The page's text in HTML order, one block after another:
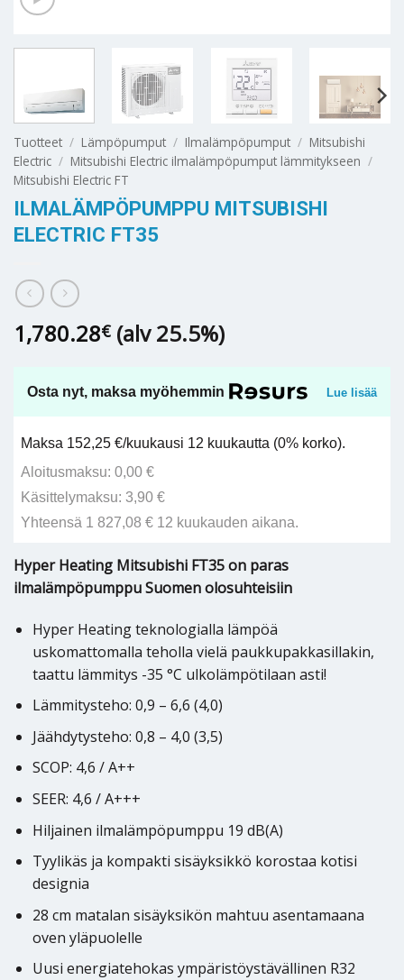
Tuotteet / Lämpöpumput / Ilmalämpöpumput / Mitsubishi
Electric / Mitsubishi Electric ilmalämpöpumput lämmitykseen /
Mitsubishi Electric FT
ILMALÄMPÖPUMPPU MITSUBISHI
ELECTRIC FT35
1,780.28€ (alv 25.5%)
Osta nyt, maksa myöhemmin Lue lisää
Maksa 152,25 €/kuukausi 12 kuukautta (0% korko).
Aloitusmaksu: 0,00 €
Käsittelymaksu: 3,90 €
Yhteensä 1 827,08 € 12 kuukauden aikana.
Hyper Heating Mitsubishi FT35 on paras
ilmalämpöpumppu Suomen olosuhteisiin
Hyper Heating teknologialla lämpöä
uskomattomalla teholla vielä paukkupakkasillakin,
taattu lämmitys -35 °C ulkolämpötilaan asti!
Lämmitysteho: 0,9 – 6,6 (4,0)
Jäähdytysteho: 0,8 – 4,0 (3,5)
SCOP: 4,6 / A++
SEER: 4,6 / A+++
Hiljainen ilmalämpöpumppu 19 dB(A)
Tyylikäs ja kompakti sisäyksikkö korostaa kotisi
designia
28 cm matalan sisäyksikön mahtuu asentamaana
oven yläpuolelle
Uusi energiatehokas ympäristöystävällinen R32